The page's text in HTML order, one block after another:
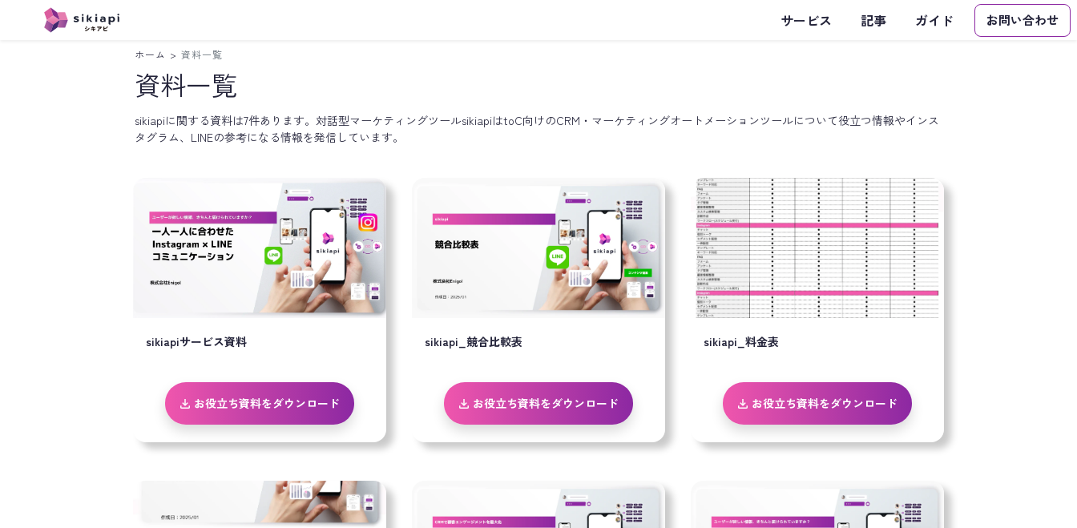
サービス 記事 ガイド お問い合わせ
ホーム > 資料一覧
資料一覧
sikiapiに関する資料は7件あります。対話型マーケティングツールsikiapiはtoC向けのCRM・マーケティングオートメーションツールについて役立つ情報やインス
タグラム、LINEの参考になる情報を発信しています。
sikiapiサービス資料
お役立ち資料をダウンロード
sikiapi_競合比較表
お役立ち資料をダウンロード
sikiapi_料金表
お役立ち資料をダウンロード